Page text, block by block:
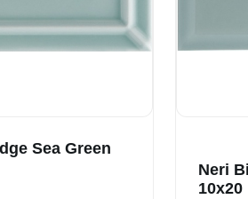
Sea Green
Neri
10x20